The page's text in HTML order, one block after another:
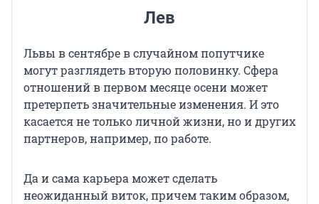
Лев
Львы в сентябре в случайном попутчике
могут разглядеть вторую половинку. Сфера
отношений в первом месяце осени может
претерпеть значительные изменения. И это
касается не только личной жизни, но и других
партнеров, например, по работе.
Да и сама карьера может сделать
неожиданный виток, причем таким образом,